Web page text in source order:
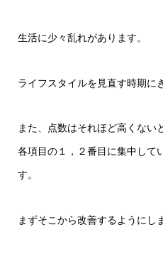
生活に少々乱れがあります。
ライフスタイルを見直す時期に
また、点数はそれほど高くない
各項目の１，２番目に集中して
す。
まずそこから改善するようにし